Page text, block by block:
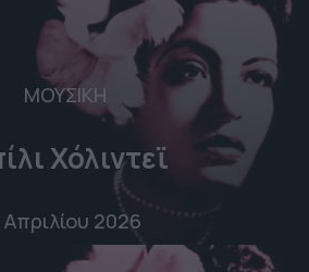
ΜΟΥΣΙΚΗ
Χόλιντεϊ
Απριλίου 2026